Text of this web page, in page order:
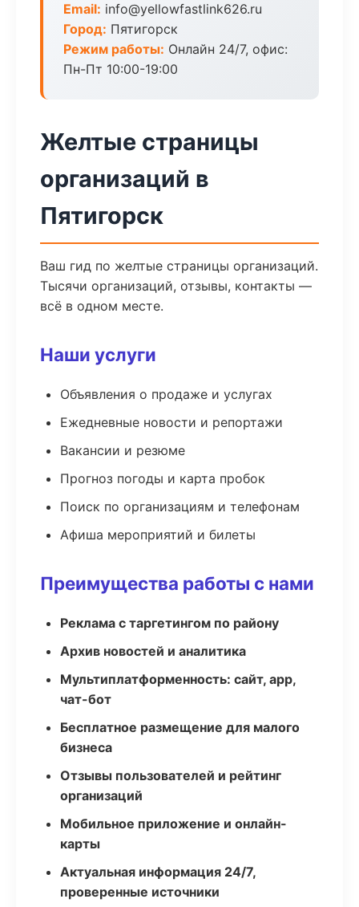
Email: info@yellowfastlink626.ru
Город: Пятигорск
Режим работы: Онлайн 24/7, офис:
Пн-Пт 10:00-19:00
Желтые страницы
организаций в
Пятигорск
Ваш гид по желтые страницы организаций.
Тысячи организаций, отзывы, контакты —
всё в одном месте.
Наши услуги
Объявления о продаже и услугах
Ежедневные новости и репортажи
Вакансии и резюме
Прогноз погоды и карта пробок
Поиск по организациям и телефонам
Афиша мероприятий и билеты
Преимущества работы с нами
Реклама с таргетингом по району
Архив новостей и аналитика
Мультиплатформенность: сайт, app,
чат-бот
Бесплатное размещение для малого
бизнеса
Отзывы пользователей и рейтинг
организаций
Мобильное приложение и онлайн-
карты
Актуальная информация 24/7,
проверенные источники